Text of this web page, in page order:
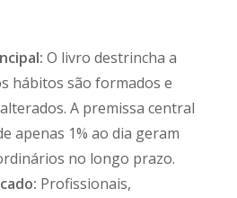
O livro destrincha a
hábitos são formados e
A premissa central
apenas 1% ao dia geram
no longo prazo.
Profissionais,